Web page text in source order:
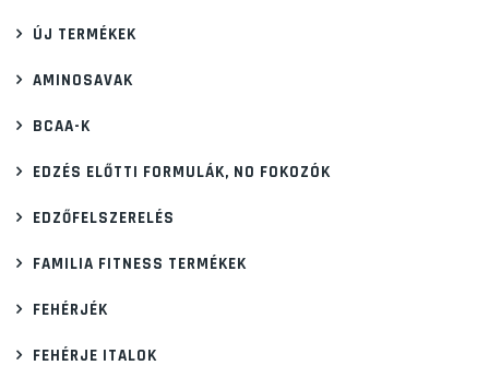
ÚJ TERMÉKEK
AMINOSAVAK
BCAA-K
EDZÉS ELŐTTI FORMULÁK, NO FOKOZÓK
EDZŐFELSZERELÉS
FAMILIA FITNESS TERMÉKEK
FEHÉRJÉK
FEHÉRJE ITALOK